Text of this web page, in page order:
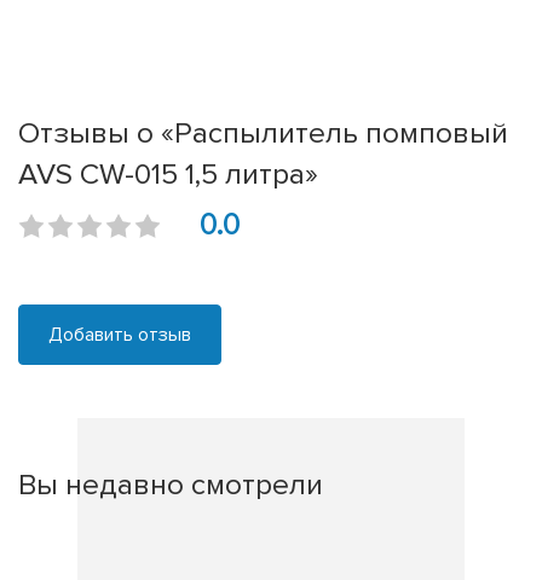
Отзывы о «Распылитель помповый
AVS CW-015 1,5 литра»
0.0
Добавить отзыв
Вы недавно смотрели